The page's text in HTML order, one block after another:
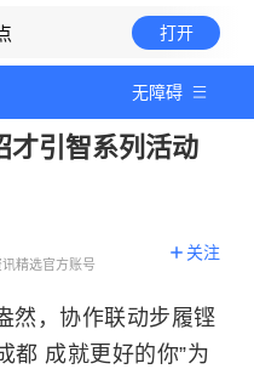
打开
无障碍
才引智系列活动
精选官方账号
关注
然，协作联动步履铿
都 成就更好的你”为